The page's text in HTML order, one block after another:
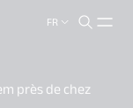
FR
près de chez